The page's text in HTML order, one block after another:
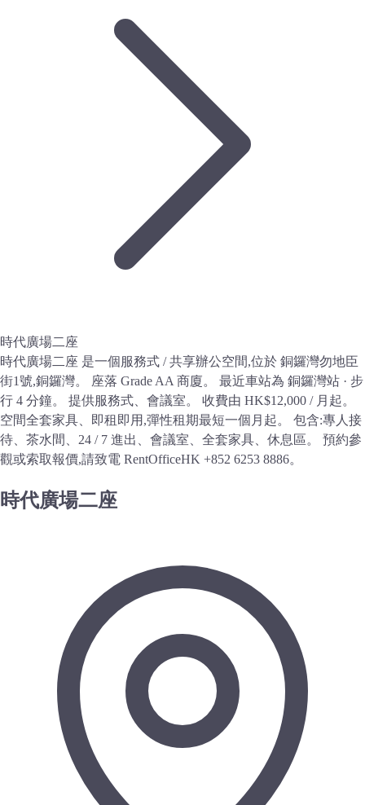
時代廣場二座
時代廣場二座 是一個服務式 / 共享辦公空間,位於 銅鑼灣勿地臣
街1號,銅鑼灣。 座落 Grade AA 商廈。 最近車站為 銅鑼灣站 · 步
行 4 分鐘。 提供服務式、會議室。 收費由 HK$12,000 / 月起。
空間全套家具、即租即用,彈性租期最短一個月起。 包含:專人接
待、茶水間、24 / 7 進出、會議室、全套家具、休息區。 預約參
觀或索取報價,請致電 RentOfficeHK +852 6253 8886。
時代廣場二座